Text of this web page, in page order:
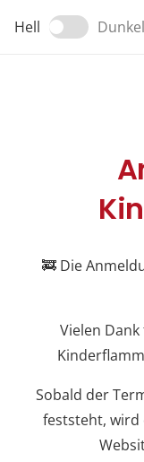
Hell Dunkel
🚒 Die
Vielen
Sobald der
feststeht, wird